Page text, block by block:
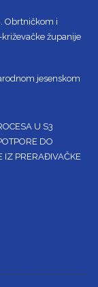
Obrtničkom i
županije
jesenskom
U S3
DO
PRERAĐIVAČKE